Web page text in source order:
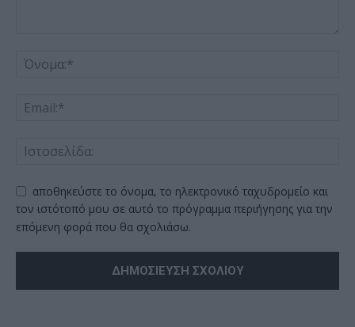
αποθηκεύστε το όνομα, το ηλεκτρονικό ταχυδρομείο και
τον ιστότοπό μου σε αυτό το πρόγραμμα περιήγησης για την
επόμενη φορά που θα σχολιάσω.